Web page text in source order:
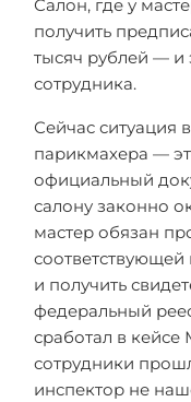
Салон, где у
получить
тысяч рублей — и
сотрудника.
Сейчас ситуация
парикмахера —
официальный
салону законно
мастер обязан
соответствующей
и получить
федеральный
сработал в кейсе
сотрудники
инспектор не